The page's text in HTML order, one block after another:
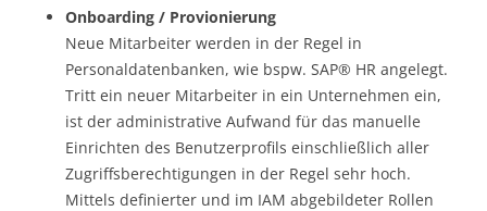
Onboarding / Provionierung
Neue Mitarbeiter werden in der Regel in
Personaldatenbanken, wie bspw. SAP® HR angelegt.
Tritt ein neuer Mitarbeiter in ein Unternehmen ein,
ist der administrative Aufwand für das manuelle
Einrichten des Benutzerprofils einschließlich aller
Zugriffsberechtigungen in der Regel sehr hoch.
Mittels definierter und im IAM abgebildeter Rollen